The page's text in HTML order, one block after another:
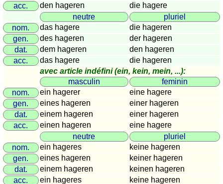
Convertisseurs
d'unités
Plaques
d'immatriculation
Coucher
Balades
à
vélo
Petit
vocabulaire
pour
le
voyage
acc.
den hageren
die hagere
neutre
pluriel
nom.
das hagere
die hageren
gen.
des hageren
der hageren
dat.
dem hageren
den hageren
acc.
das hagere
die hageren
avec article indéfini (ein, kein, mein, ...):
masculin
feminin
nom.
ein hagerer
eine hagere
gen.
eines hageren
einer hageren
dat.
einem hageren
einer hageren
acc.
einen hageren
eine hagere
neutre
pluriel
nom.
ein hageres
keine hageren
gen.
eines hageren
keiner hageren
dat.
einem hageren
keinen hageren
acc.
ein hageres
keine hageren